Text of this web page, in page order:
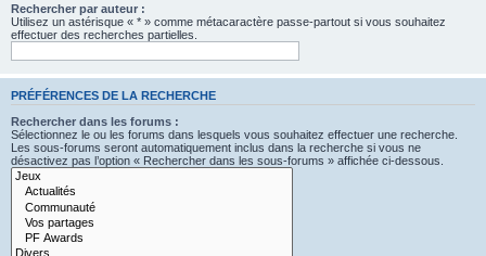
Rechercher par auteur :
Utilisez un astérisque « * » comme métacaractère passe-partout si vous souhaitez
effectuer des recherches partielles.
PRÉFÉRENCES DE LA RECHERCHE
Rechercher dans les forums :
Sélectionnez le ou les forums dans lesquels vous souhaitez effectuer une recherche.
Les sous-forums seront automatiquement inclus dans la recherche si vous ne
désactivez pas l’option « Rechercher dans les sous-forums » affichée ci-dessous.